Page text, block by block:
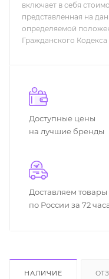
включает в себя
представленная на
определяемой
Гражданского
Доступные цены
на лучшие бренды
Доставляем товары
по России за 72
НАЛИЧИЕ